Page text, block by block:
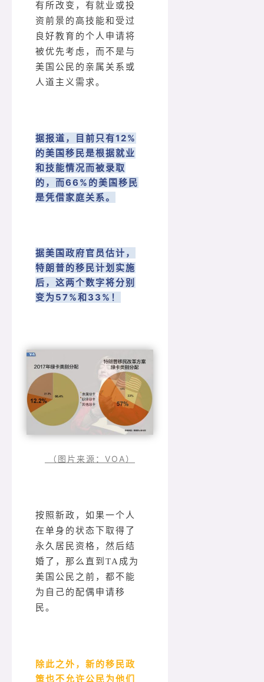
有所改变，有就业或投
资前景的高技能和受过
良好教育的个人申请将
被优先考虑，而不是与
美国公民的亲属关系或
人道主义需求。
据报道，目前只有12%
的美国移民是根据就业
和技能情况而被录取
的，而66%的美国移民
是凭借家庭关系。
据美国政府官员估计，
特朗普的移民计划实施
后，这两个数字将分别
变为57%和33%！
（图片来源：VOA）
按照新政，如果一个人
在单身的状态下取得了
永久居民资格，然后结
婚了，那么直到TA成为
美国公民之前，都不能
为自己的配偶申请移
民。
除此之外，新的移民政
策也不允许公民为他们